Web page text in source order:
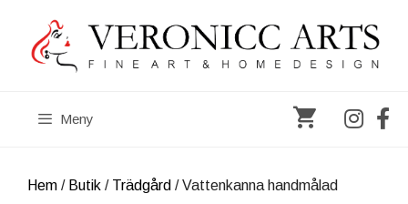
innehåll
Meny
Hem / Butik / Trädgård / Vattenkanna handmålad